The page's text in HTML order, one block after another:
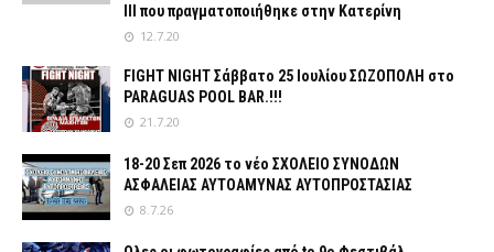
ΙΙΙ που πραγματοποιήθηκε στην Κατερίνη
12.7.20
FIGHT NIGHT Σάββατο 25 Ιουλίου ΣΩΖΟΠΟΛΗ στο
PARAGUAS POOL BAR.!!!
21.7.20
18-20 Σεπ 2026 το νέο ΣΧΟΛΕΙΟ ΣΥΝΟΔΩΝ
ΑΣΦΑΛΕΙΑΣ ΑΥΤΟΑΜΥΝΑΣ ΑΥΤΟΠΡΟΣΤΑΣΙΑΣ
8.7.26